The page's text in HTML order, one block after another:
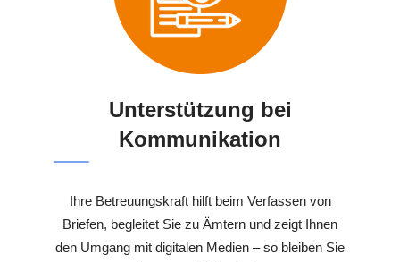
Unterstützung bei
Kommunikation
Ihre Betreuungskraft hilft beim Verfassen von
Briefen, begleitet Sie zu Ämtern und zeigt Ihnen
den Umgang mit digitalen Medien – so bleiben Sie